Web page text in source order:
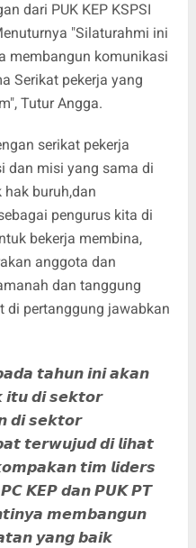
dari PUK KEP KSPSI
"Silaturahmi ini
membangun komunikasi
Serikat pekerja yang
Tutur Angga.
serikat pekerja
dan misi yang sama di
buruh,dan
pengurus kita di
bekerja membina,
anggota dan
dan tanggung
di pertanggung jawabkan
𝙩𝙖𝙝𝙪𝙣 𝙞𝙣𝙞 𝙖𝙠𝙖𝙣
𝙙𝙞 𝙨𝙚𝙠𝙩𝙤𝙧
𝙨𝙚𝙠𝙩𝙤𝙧
𝙩𝙚𝙧𝙬𝙪𝙟𝙪𝙙 𝙙𝙞 𝙡𝙞𝙝𝙖𝙩
𝙩𝙞𝙢 𝙡𝙞𝙙𝙚𝙧𝙨
𝙆𝙀𝙋 𝙙𝙖𝙣 𝙋𝙐𝙆 𝙋𝙏
𝙢𝙚𝙢𝙗𝙖𝙣𝙜𝙪𝙣
𝙮𝙖𝙣𝙜 𝙗𝙖𝙞𝙠